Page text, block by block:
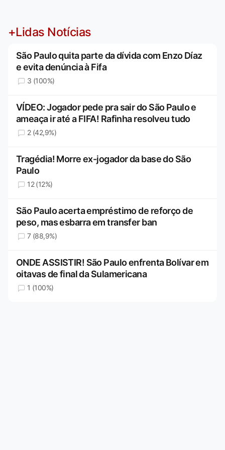
+Lidas Notícias
São Paulo quita parte da dívida com Enzo Díaz
e evita denúncia à Fifa
3 (100%)
VÍDEO: Jogador pede pra sair do São Paulo e
ameaça ir até a FIFA! Rafinha resolveu tudo
2 (42,9%)
Tragédia! Morre ex-jogador da base do São
Paulo
12 (12%)
São Paulo acerta empréstimo de reforço de
peso, mas esbarra em transfer ban
7 (88,9%)
ONDE ASSISTIR! São Paulo enfrenta Bolívar em
oitavas de final da Sulamericana
1 (100%)